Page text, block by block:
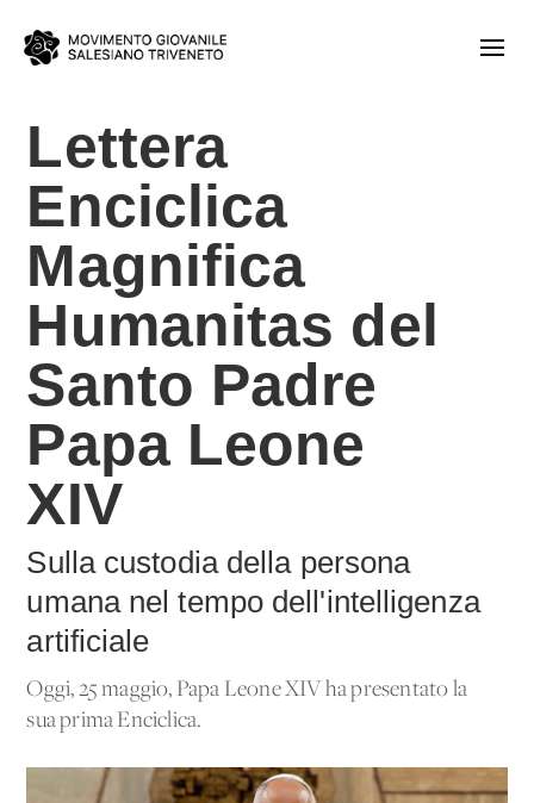
Lettera
Enciclica
Magnifica
Humanitas del
Santo Padre
Papa Leone
XIV
Sulla custodia della persona
umana nel tempo dell'intelligenza
artificiale
Oggi, 25 maggio, Papa Leone XIV ha presentato la
sua prima Enciclica.